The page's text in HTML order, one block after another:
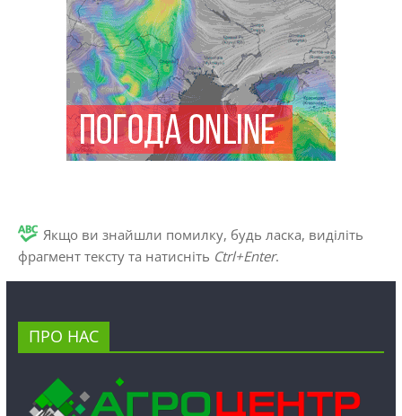
Якщо ви знайшли помилку, будь ласка, виділіть
фрагмент тексту та натисніть Ctrl+Enter.
ПРО НАС